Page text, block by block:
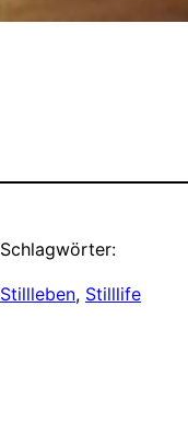
Schlagwörter:
Stillleben, Stilllife